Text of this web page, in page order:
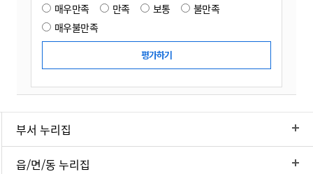
매우만족 만족 보통
불만족
매우불만족
부서 누리집
읍/면/동 누리집